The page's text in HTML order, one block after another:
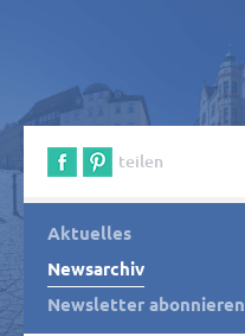
teilen
Aktuelles
Newsarchiv
Newsletter abonnieren